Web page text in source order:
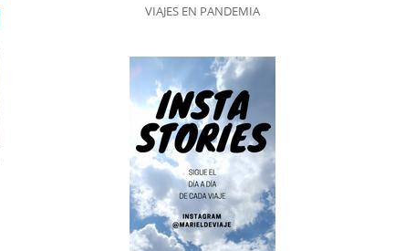
VIAJES EN PANDEMIA